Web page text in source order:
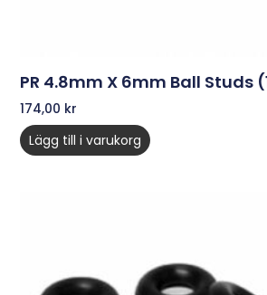
PR 4.8mm X 6mm Ball Studs
174,00 kr
Lägg till i varukorg